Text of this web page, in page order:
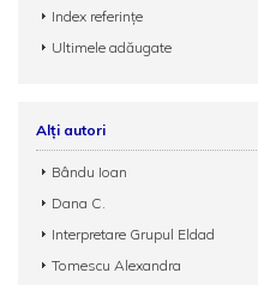
Index referințe
Ultimele adăugate
Alți autori
Bându Ioan
Dana C.
Interpretare Grupul Eldad
Tomescu Alexandra